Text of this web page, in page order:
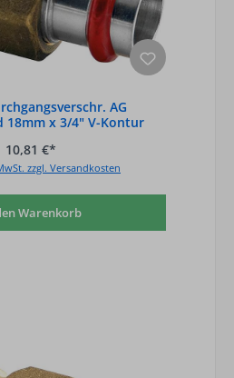
AG
18mm x 3/4" V-Kontur
10,81 €*
zzgl. Versandkosten
Warenkorb